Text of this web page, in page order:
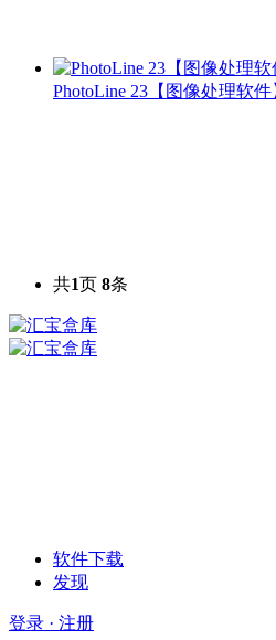
PhotoLine 23【图像处理软
共1页 8条
软件下载
发现
登录 · 注册